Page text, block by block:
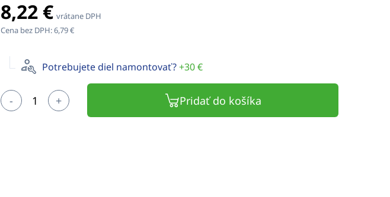
8,22 € vrátane DPH
Cena bez DPH:6,79 €
Potrebujete diel namontovať?+30 €
- + Pridať do košíka